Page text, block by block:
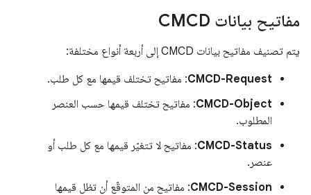
مفاتيح بيانات CMCD
يتم تصنيف مفاتيح بيانات CMCD إلى أربعة أنواع مختلفة:
CMCD-Request: مفاتيح تختلف قيمها مع كل طلب.
CMCD-Object: مفاتيح تختلف قيمها حسب العنصر
المطلوب.
CMCD-Status: مفاتيح لا تتغيّر قيمها مع كل طلب أو
عنصر.
CMCD-Session: مفاتيح من المتوقّع أن تظل قيمها